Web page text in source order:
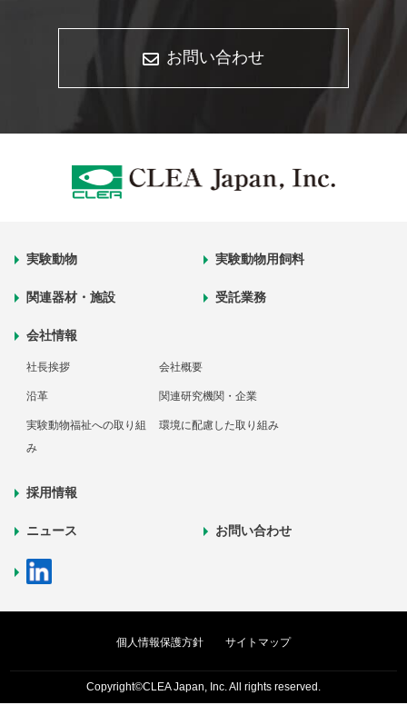
お問い合わせ
実験動物 実験動物用飼料
関連器材・施設 受託業務
会社情報
社長挨拶 会社概要
沿革 関連研究機関・企業
実験動物福祉への取り組
み
環境に配慮した取り組み
採用情報
ニュース お問い合わせ
個人情報保護方針 サイトマップ
Copyright©CLEA Japan, Inc. All rights reserved.